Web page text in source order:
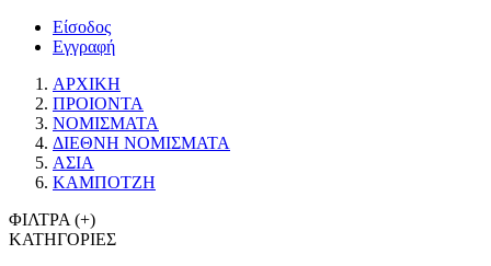
Είσοδος
Εγγραφή
ΑΡΧΙΚΗ
ΠΡΟΙΟΝΤΑ
ΝΟΜΙΣΜΑΤΑ
ΔΙΕΘΝΗ ΝΟΜΙΣΜΑΤΑ
ΑΣΙΑ
ΚΑΜΠΟΤΖΗ
ΦΙΛΤΡΑ (+)
ΚΑΤΗΓΟΡΙΕΣ